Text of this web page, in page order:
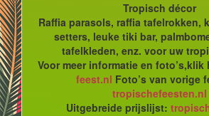
Tropisch décor
Raffia parasols, raffia tafelrokken,
setters, leuke tiki bar,
tafelkleden, enz. voor uw
Voor meer informatie en foto’s,klik
feest.nl Foto’s van vorige
tropischefeesten.nl
Uitgebreide prijslijst: